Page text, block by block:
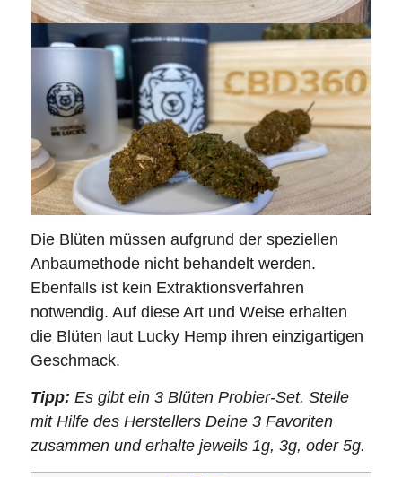
Die Blüten müssen aufgrund der speziellen
Anbaumethode nicht behandelt werden.
Ebenfalls ist kein Extraktionsverfahren
notwendig. Auf diese Art und Weise erhalten
die Blüten laut Lucky Hemp ihren einzigartigen
Geschmack.
Tipp: Es gibt ein 3 Blüten Probier-Set. Stelle
mit Hilfe des Herstellers Deine 3 Favoriten
zusammen und erhalte jeweils 1g, 3g, oder 5g.